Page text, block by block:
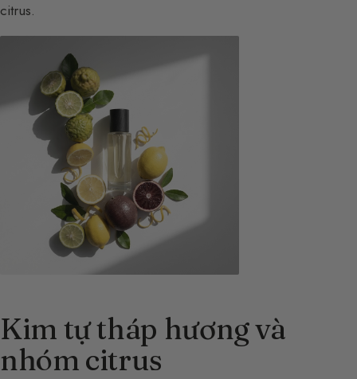
citrus.
Kim tự tháp hương và
nhóm citrus